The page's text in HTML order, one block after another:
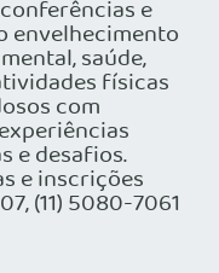
e
envelhecimento
saúde,
físicas
com
e desafios.
e inscrições
(11) 5080-7061